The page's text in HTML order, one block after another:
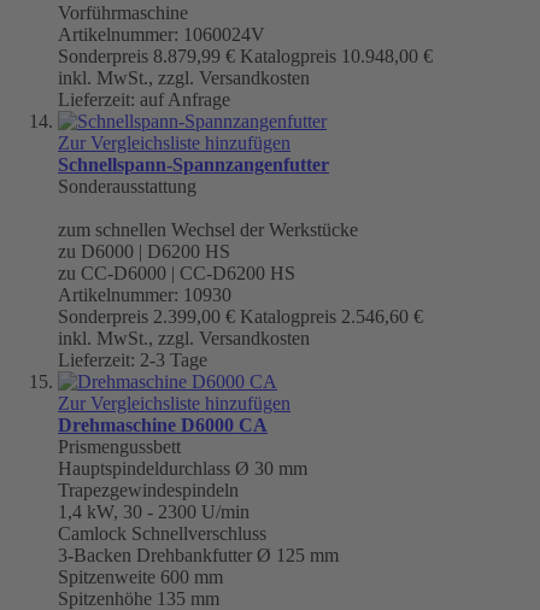
Vorführmaschine
Artikelnummer: 1060024V
Sonderpreis 8.879,99 € Katalogpreis 10.948,00 €
inkl. MwSt., zzgl. Versandkosten
Lieferzeit: auf Anfrage
Zur Vergleichsliste hinzufügen
Schnellspann-Spannzangenfutter
Sonderausstattung
zum schnellen Wechsel der Werkstücke
zu D6000 | D6200 HS
zu CC-D6000 | CC-D6200 HS
Artikelnummer: 10930
Sonderpreis 2.399,00 € Katalogpreis 2.546,60 €
inkl. MwSt., zzgl. Versandkosten
Lieferzeit: 2-3 Tage
Zur Vergleichsliste hinzufügen
Drehmaschine D6000 CA
Prismengussbett
Hauptspindeldurchlass Ø 30 mm
Trapezgewindespindeln
1,4 kW, 30 - 2300 U/min
Camlock Schnellverschluss
3-Backen Drehbankfutter Ø 125 mm
Spitzenweite 600 mm
Spitzenhöhe 135 mm